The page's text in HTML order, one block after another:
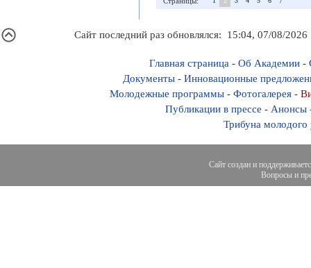
Сайт последний раз обновлялся: 15:04, 07/08/2026
Главная страница - Об Академии-
Документы - Инновационные
Молодежные программы - Фотогалерея -
Публикации в прессе - Анонсы
Трибуна молодого
Сайт создан и
Вопросы и